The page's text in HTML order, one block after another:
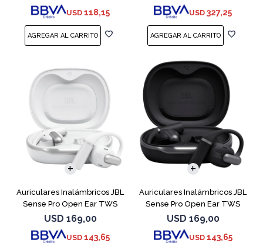
USD 118,15 USD 327,25
Auriculares Inalámbricos JBL
Sense Pro Open Ear TWS
Blanco
USD 169,00
USD 143,65
Auriculares Inalámbricos JBL
Sense Pro Open Ear TWS
Negro
USD 169,00
USD 143,65